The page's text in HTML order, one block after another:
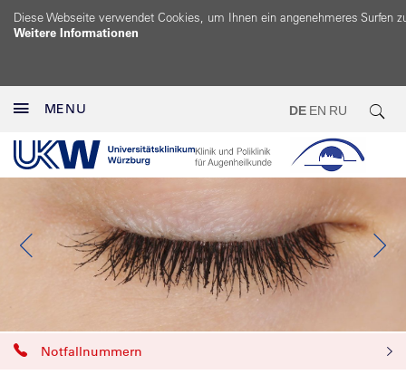
Diese Webseite verwendet Cookies, um Ihnen ein angenehmeres Surfen
Weitere Informationen
MENU DE EN RU
Notfallnummern